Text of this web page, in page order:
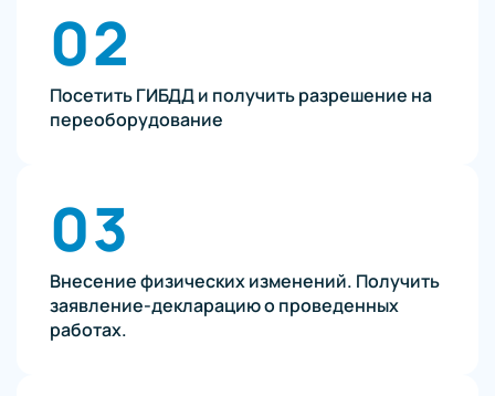
02
Посетить ГИБДД и получить разрешение на
переоборудование
03
Внесение физических изменений. Получить
заявление-декларацию о проведенных
работах.